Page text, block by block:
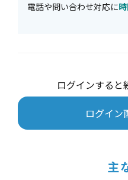
電話や問い合わせ対応に
ログインすると
ログイン
主